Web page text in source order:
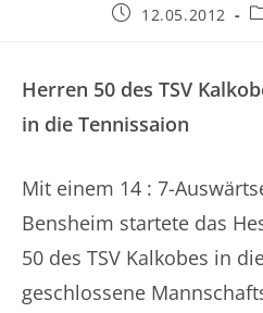
Beitrag12.05.2012
Herren 50 des TSV
in die Tennissaion
Mit einem 14 : 7-
Bensheim startete das
50 des TSV Kalkobes in
geschlossene